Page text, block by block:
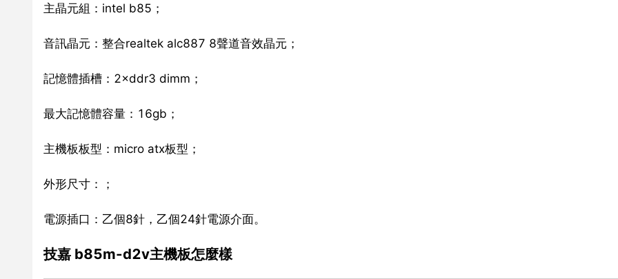
主晶元組：intel b85；
音訊晶元：整合realtek alc887 8聲道音效晶元；
記憶體插槽：2×ddr3 dimm；
最大記憶體容量：16gb；
主機板板型：micro atx板型；
外形尺寸：；
電源插口：乙個8針，乙個24針電源介面。
技嘉 b85m-d2v主機板怎麼樣